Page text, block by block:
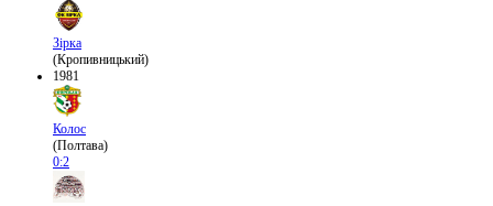
Зірка
(Кропивницький)
1981
Колос
(Полтава)
0:2